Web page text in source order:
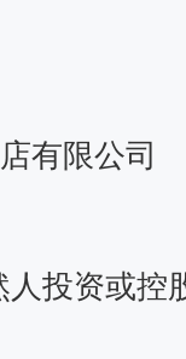
有限公司
人投资或控